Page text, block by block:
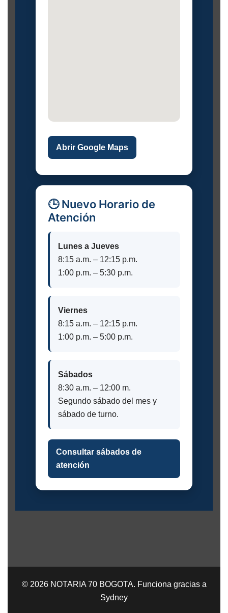
Abrir Google Maps
🕒 Nuevo Horario de
Atención
Lunes a Jueves
8:15 a.m. – 12:15 p.m.
1:00 p.m. – 5:30 p.m.
Viernes
8:15 a.m. – 12:15 p.m.
1:00 p.m. – 5:00 p.m.
Sábados
8:30 a.m. – 12:00 m.
Segundo sábado del mes y
sábado de turno.
Consultar sábados de
atención
© 2026 NOTARIA 70 BOGOTA. Funciona gracias a
Sydney